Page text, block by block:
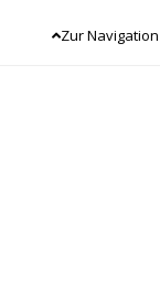
Die
Begleiter für
vorteilhaften
Zur Navigation